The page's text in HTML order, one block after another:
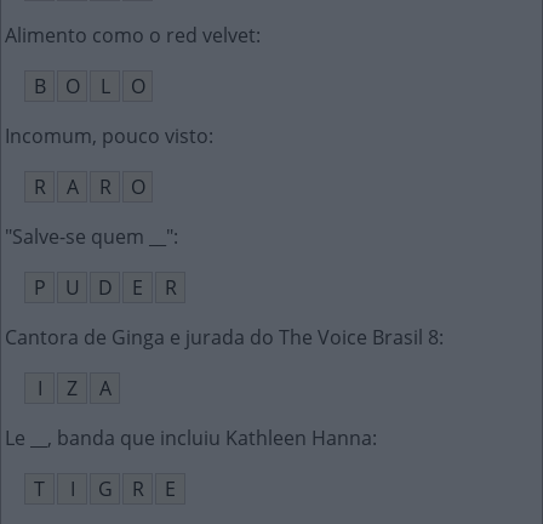
Alimento como o red velvet:
B
O L
O
Incomum, pouco visto:
R
A R
O
"Salve-se quem __":
P
U D E
R
Cantora de Ginga e jurada do The Voice Brasil 8:
I
Z
A
Le __, banda que incluiu Kathleen Hanna:
T
I G R
E